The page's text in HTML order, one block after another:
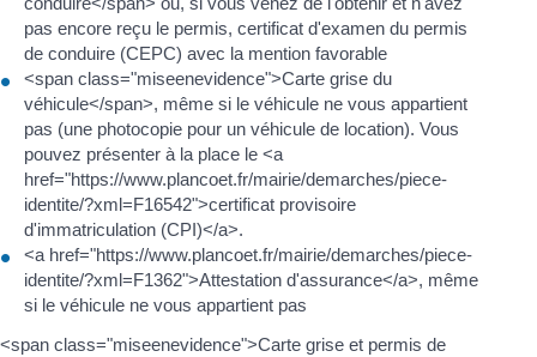
pas encore reçu le permis, certificat d'examen du permis
de conduire (CEPC) avec la mention favorable
<span class="miseenevidence">Carte grise du
véhicule</span>, même si le véhicule ne vous appartient
pas (une photocopie pour un véhicule de location). Vous
pouvez présenter à la place le <a
href="https://www.plancoet.fr/mairie/demarches/piece-
identite/?xml=F16542">certificat provisoire
d'immatriculation (CPI)</a>.
<a href="https://www.plancoet.fr/mairie/demarches/piece-
identite/?xml=F1362">Attestation d'assurance</a>, même
si le véhicule ne vous appartient pas
<span class="miseenevidence">Carte grise et permis de